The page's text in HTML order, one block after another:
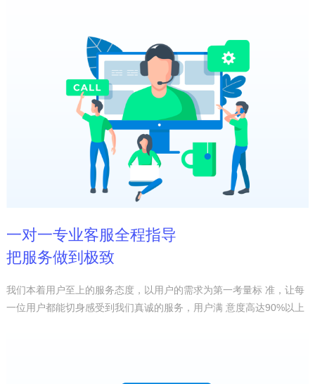
一对一专业客服全程指导
把服务做到极致
我们本着用户至上的服务态度，以用户的需求为第一考量标 准，让每
一位用户都能切身感受到我们真诚的服务，用户满 意度高达90%以上